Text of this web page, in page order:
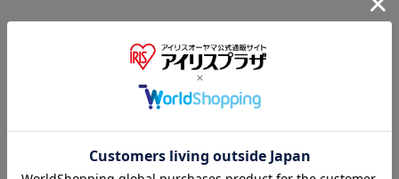
仕様・サイズ
ソリッドな質感でお部屋を素敵にデコレーション！アイアン
ルームバーSサイズ。 アンティーク感たっぷりのアイアン素
材を、一切の装飾を省き、シンプルなフォルムに仕上げたバ
ーハンガー。 キッチンやサニタリースペースでは、センス
の良さが際立つお洒落なタオルバーに。 フェイスタオルな